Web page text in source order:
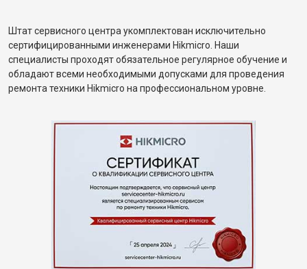
Штат сервисного центра укомплектован исключительно
сертифицированными инженерами Hikmicro. Наши
специалисты проходят обязательное регулярное обучение и
обладают всеми необходимыми допусками для проведения
ремонта техники Hikmicro на профессиональном уровне.